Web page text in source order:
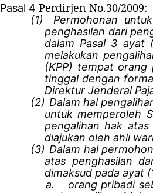
Pasal 4 Perdirjen No.30/2009:
(1)
Permohonan
penghasilan dari
dalam Pasal 3 ayat
melakukan
(KPP) tempat
tinggal dengan
Direktur Jenderal
(2) Dalam hal
untuk memperoleh
pengalihan hak
diajukan oleh ahli
(3) Dalam hal
atas penghasilan
dimaksud pada ayat
a.
orang pribadi